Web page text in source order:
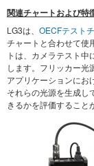
関連チャートおよび特
LG3は、 OECFテスト
チャートと合わせて使
トは、カメラテスト
します。フリッカー光
アプリケーションにお
それらの光源を生成し
きるかを評価すること